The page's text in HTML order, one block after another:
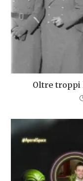
Oltre troppi